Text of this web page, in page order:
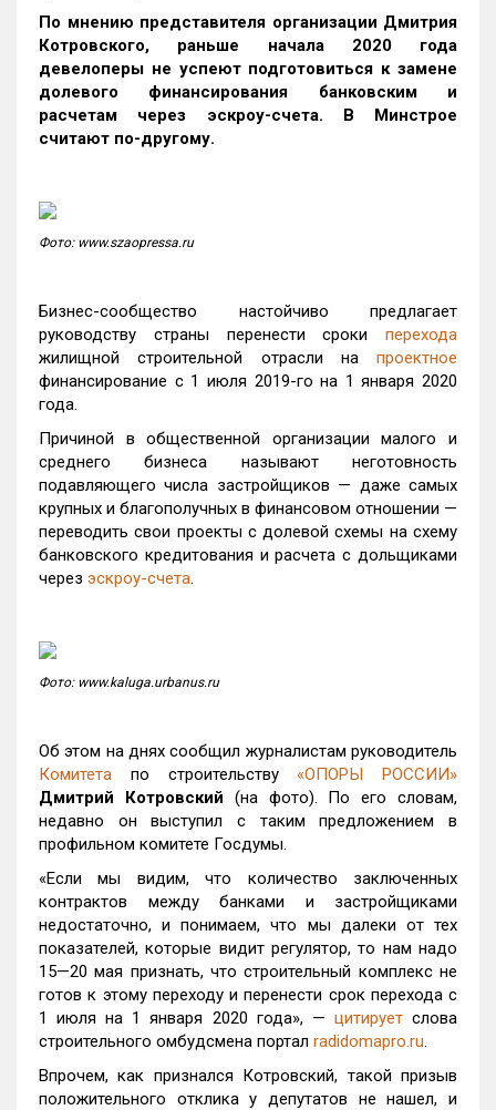
По мнению представителя организации Дмитрия
Котровского, раньше начала 2020 года
девелоперы не успеют подготовиться к замене
долевого финансирования банковским и
расчетам через эскроу-счета. В Минстрое
считают по-другому.
Фото: www.szaopressa.ru
Бизнес-сообщество настойчиво предлагает
руководству страны перенести сроки перехода
жилищной строительной отрасли на проектное
финансирование с 1 июля 2019-го на 1 января 2020
года.
Причиной в общественной организации малого и
среднего бизнеса называют неготовность
подавляющего числа застройщиков — даже самых
крупных и благополучных в финансовом отношении —
переводить свои проекты с долевой схемы на схему
банковского кредитования и расчета с дольщиками
через эскроу-счета.
Фото: www.kaluga.urbanus.ru
Об этом на днях сообщил журналистам руководитель
Комитета по строительству «ОПОРЫ РОССИИ»
Дмитрий Котровский (на фото). По его словам,
недавно он выступил с таким предложением в
профильном комитете Госдумы.
«Если мы видим, что количество заключенных
контрактов между банками и застройщиками
недостаточно, и понимаем, что мы далеки от тех
показателей, которые видит регулятор, то нам надо
15—20 мая признать, что строительный комплекс не
готов к этому переходу и перенести срок перехода с
1 июля на 1 января 2020 года», — цитируетслова
строительного омбудсмена портал radidomapro.ru.
Впрочем, как признался Котровский, такой призыв
положительного отклика у депутатов не нашел, и